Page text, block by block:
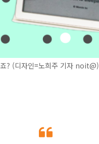
? (디자인=노희주 기자 noit@)